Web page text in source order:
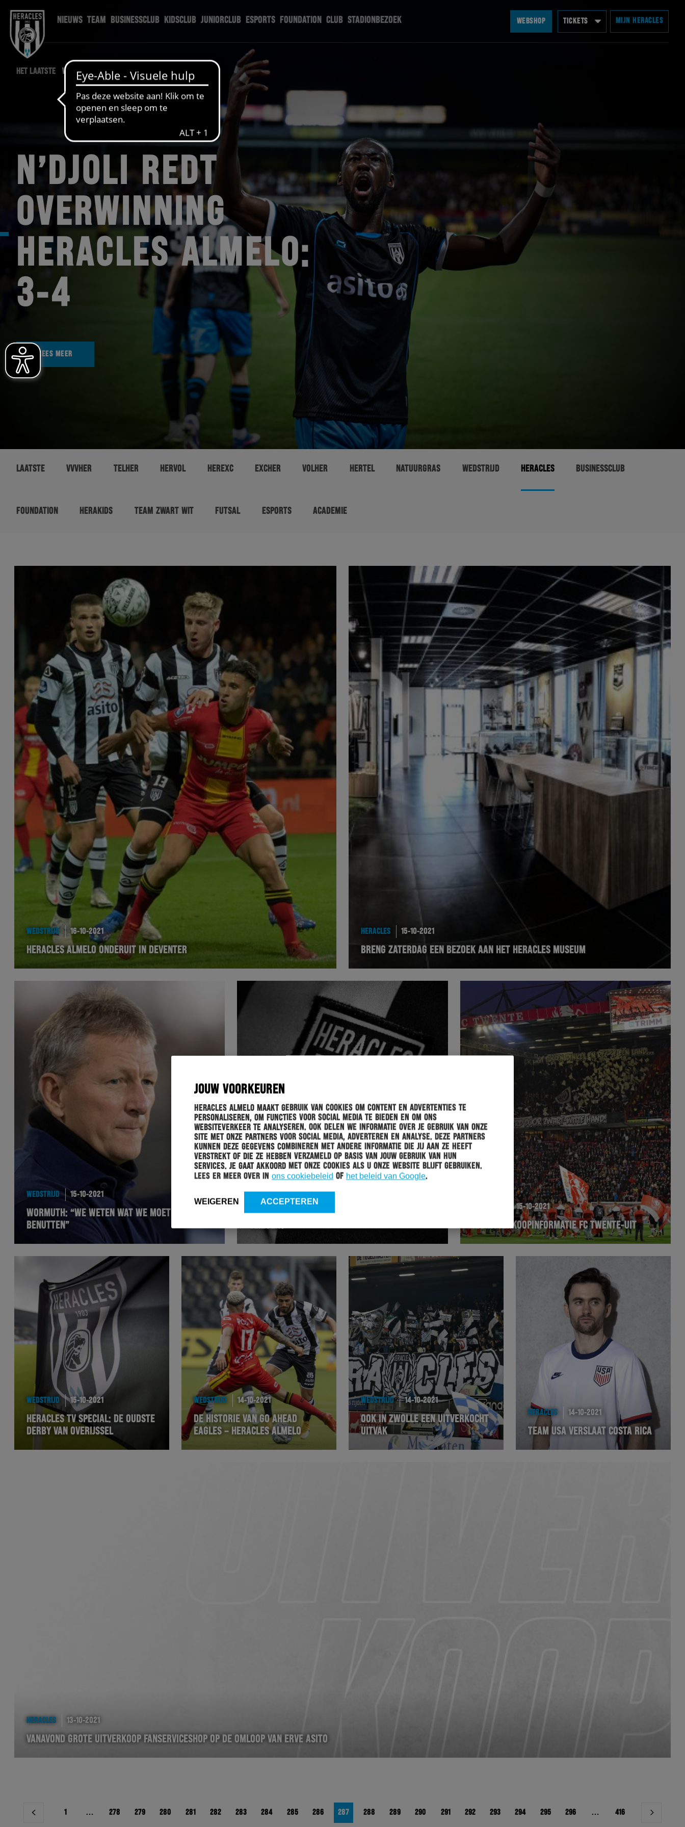
JOUW VOORKEUREN
Heracles Almelo maakt gebruik van cookies om content en advertenties te
personaliseren, om functies voor social media te bieden en om ons
websiteverkeer te analyseren. Ook delen we informatie over je gebruik van onze
site met onze partners voor social media, adverteren en analyse. Deze partners
kunnen deze gegevens combineren met andere informatie die jij aan ze heeft
verstrekt of die ze hebben verzameld op basis van jouw gebruik van hun
services. Je gaat akkoord met onze cookies als u onze website blijft gebruiken.
Lees er meer over in ons cookiebeleid of het beleid van Google.
WEIGEREN ACCEPTEREN
NIEUWS TEAM BUSINESSCLUB KIDSCLUB JUNIORCLUB ESPORTS FOUNDATION CLUB STADIONBEZOEK WEBSHOP TICKETS MIJN HERACLES
HET LAATSTE WEDSTRIJD NIEUWS
N’DJOLI REDT
OVERWINNING
HERACLES ALMELO:
3-4
LEES MEER
LAATSTE VVVHER TELHER HERVOL HEREXC EXCHER VOLHER HERTEL NATUURGRAS WEDSTRIJD HERACLES BUSINESSCLUB
FOUNDATION HERAKIDS TEAM ZWART WIT FUTSAL ESPORTS ACADEMIE
WEDSTRIJD 16-10-2021
HERACLES ALMELO ONDERUIT IN DEVENTER
HERACLES 15-10-2021
BRENG ZATERDAG EEN BEZOEK AAN HET HERACLES MUSEUM
WEDSTRIJD 15-10-2021
WORMUTH: “WE WETEN WAT WE MOETEN
BENUTTEN”
HERACLES 15-10-2021
STEM NU: IN WELKE SHIRTS SPELEN WE VOLGEND
SEIZOEN?
15-10-2021
KAARTVERKOOPINFORMATIE FC TWENTE-UIT
WEDSTRIJD 15-10-2021
HERACLES TV SPECIAL: DE OUDSTE
DERBY VAN OVERIJSSEL
WEDSTRIJD 14-10-2021
DE HISTORIE VAN GO AHEAD
EAGLES – HERACLES ALMELO
WEDSTRIJD 14-10-2021
OOK IN ZWOLLE EEN UITVERKOCHT
UITVAK
HERACLES 14-10-2021
TEAM USA VERSLAAT COSTA RICA
HERACLES 13-10-2021
VANAVOND GROTE UITVERKOOP FANSERVICESHOP OP DE OMLOOP VAN ERVE ASITO
Berichtnavigatie
1 … 278 279 280 281 282 283 284 285 286 287 288 289 290 291 292 293 294 295 296 … 416